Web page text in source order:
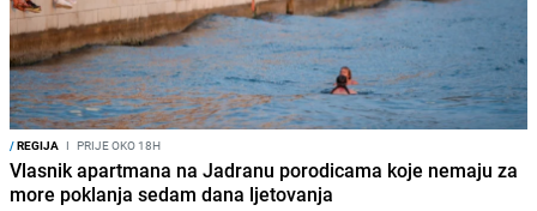
/REGIJA I PRIJE OKO 18H
Vlasnik apartmana na Jadranu porodicama koje nemaju za
more poklanja sedam dana ljetovanja